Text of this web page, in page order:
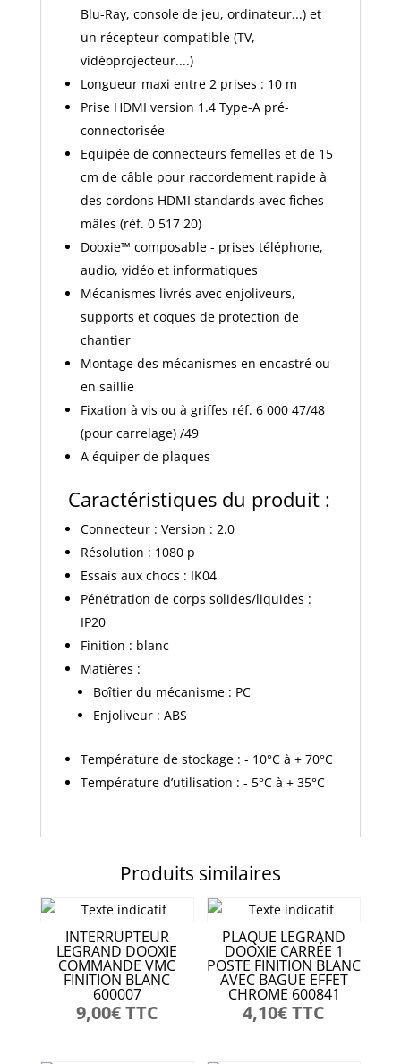
Blu-Ray, console de jeu, ordinateur...) et
un récepteur compatible (TV,
vidéoprojecteur....)
Longueur maxi entre 2 prises : 10 m
Prise HDMI version 1.4 Type-A pré-
connectorisée
Equipée de connecteurs femelles et de 15
cm de câble pour raccordement rapide à
des cordons HDMI standards avec fiches
mâles (réf. 0 517 20)
Dooxie™ composable - prises téléphone,
audio, vidéo et informatiques
Mécanismes livrés avec enjoliveurs,
supports et coques de protection de
chantier
Montage des mécanismes en encastré ou
en saillie
Fixation à vis ou à griffes réf. 6 000 47/48
(pour carrelage) /49
A équiper de plaques
Caractéristiques du produit :
Connecteur : Version : 2.0
Résolution : 1080 p
Essais aux chocs : IK04
Pénétration de corps solides/liquides :
IP20
Finition : blanc
Matières :
Boîtier du mécanisme : PC
Enjoliveur : ABS
Température de stockage : - 10°C à + 70°C
Température d’utilisation : - 5°C à + 35°C
Produits similaires
INTERRUPTEUR
LEGRAND DOOXIE
COMMANDE VMC
FINITION BLANC
600007
9,00€TTC
PLAQUE LEGRAND
DOOXIE CARRÉE 1
POSTE FINITION BLANC
AVEC BAGUE EFFET
CHROME 600841
4,10€TTC